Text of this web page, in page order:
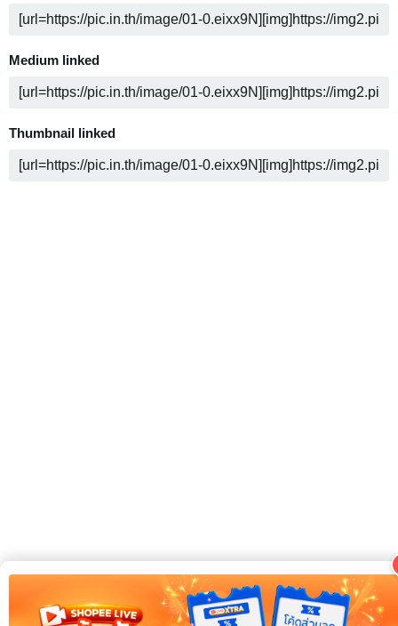
Medium linked
Thumbnail linked